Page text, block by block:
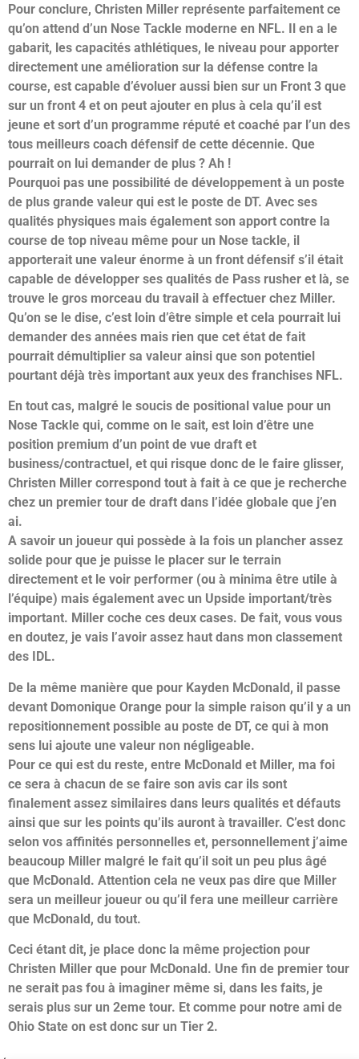
Pour conclure, Christen Miller représente parfaitement ce
qu’on attend d’un Nose Tackle moderne en NFL. Il en a le
gabarit, les capacités athlétiques, le niveau pour apporter
directement une amélioration sur la défense contre la
course, est capable d’évoluer aussi bien sur un Front 3 que
sur un front 4 et on peut ajouter en plus à cela qu’il est
jeune et sort d’un programme réputé et coaché par l’un des
tous meilleurs coach défensif de cette décennie. Que
pourrait on lui demander de plus ? Ah !
Pourquoi pas une possibilité de développement à un poste
de plus grande valeur qui est le poste de DT. Avec ses
qualités physiques mais également son apport contre la
course de top niveau même pour un Nose tackle, il
apporterait une valeur énorme à un front défensif s’il était
capable de développer ses qualités de Pass rusher et là, se
trouve le gros morceau du travail à effectuer chez Miller.
Qu’on se le dise, c’est loin d’être simple et cela pourrait lui
demander des années mais rien que cet état de fait
pourrait démultiplier sa valeur ainsi que son potentiel
pourtant déjà très important aux yeux des franchises NFL.
En tout cas, malgré le soucis de positional value pour un
Nose Tackle qui, comme on le sait, est loin d’être une
position premium d’un point de vue draft et
business/contractuel, et qui risque donc de le faire glisser,
Christen Miller correspond tout à fait à ce que je recherche
chez un premier tour de draft dans l’idée globale que j’en
ai.
A savoir un joueur qui possède à la fois un plancher assez
solide pour que je puisse le placer sur le terrain
directement et le voir performer (ou à minima être utile à
l’équipe) mais également avec un Upside important/très
important. Miller coche ces deux cases. De fait, vous vous
en doutez, je vais l’avoir assez haut dans mon classement
des IDL.
De la même manière que pour Kayden McDonald, il passe
devant Domonique Orange pour la simple raison qu’il y a un
repositionnement possible au poste de DT, ce qui à mon
sens lui ajoute une valeur non négligeable.
Pour ce qui est du reste, entre McDonald et Miller, ma foi
ce sera à chacun de se faire son avis car ils sont
finalement assez similaires dans leurs qualités et défauts
ainsi que sur les points qu’ils auront à travailler. C’est donc
selon vos affinités personnelles et, personnellement j’aime
beaucoup Miller malgré le fait qu’il soit un peu plus âgé
que McDonald. Attention cela ne veux pas dire que Miller
sera un meilleur joueur ou qu’il fera une meilleur carrière
que McDonald, du tout.
Ceci étant dit, je place donc la même projection pour
Christen Miller que pour McDonald. Une fin de premier tour
ne serait pas fou à imaginer même si, dans les faits, je
serais plus sur un 2eme tour. Et comme pour notre ami de
Ohio State on est donc sur un Tier 2.